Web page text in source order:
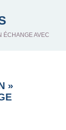
ÉCHANGE AVEC
»